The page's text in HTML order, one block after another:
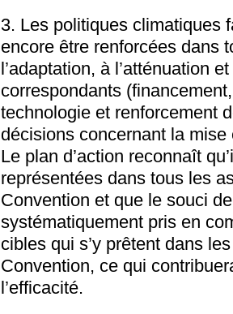
3. Les politiques climatiques
encore être renforcées dans
l’adaptation, à l’atténuation
correspondants
technologie et renforcement
décisions concernant la
Le plan d’action reconnaît
représentées dans tous les
Convention et que le souci
systématiquement pris en
cibles qui s’y prêtent dans
Convention, ce qui
l’efficacité.